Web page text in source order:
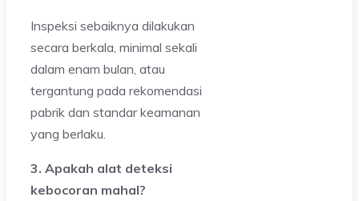
Inspeksi sebaiknya dilakukan
secara berkala, minimal sekali
dalam enam bulan, atau
tergantung pada rekomendasi
pabrik dan standar keamanan
yang berlaku.
3. Apakah alat deteksi
kebocoran mahal?